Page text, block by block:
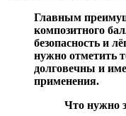
Главным
композитного
безопасность и
нужно отметить
долговечны и
применения.
Что нужно